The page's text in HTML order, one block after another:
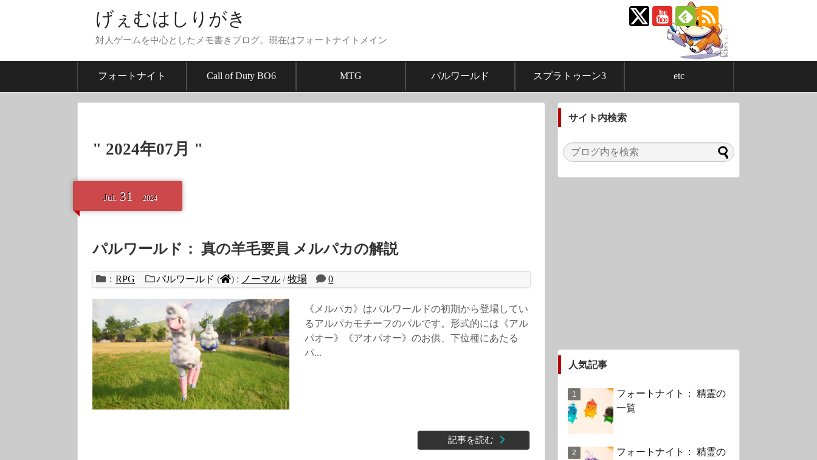
げぇむはしりがき
対人ゲームを中心としたメモ書きブログ。現在はフォートナイトメイン
フォートナイト Call of Duty BO6 MTG パルワールド スプラトゥーン3 etc
" 2024年07月 "
Jul. 31 2024
パルワールド： 真の羊毛要員 メルパカの解説
： RPG パルワールド ( ) : ノーマル /牧場 0
《メルパカ》はパルワールドの初期から登場してい
るアルパカモチーフのパルです。形式的には《アル
パオー》《アオパオー》のお供、下位種にあたる
パ...
記事を読む
サイト内検索
人気記事
フォートナイト： 精霊の
一覧
フォートナイト： 精霊の